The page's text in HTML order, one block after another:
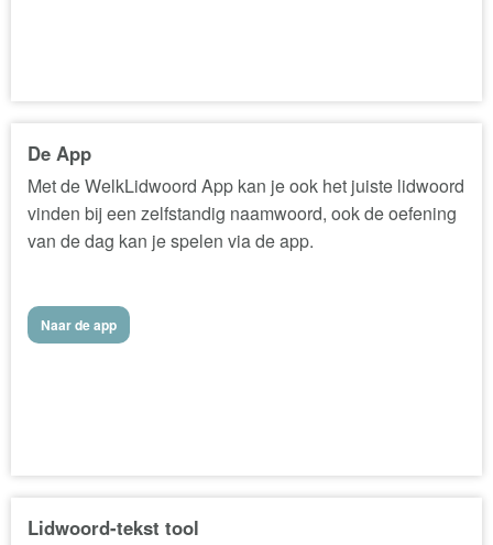
De App
Met de WelkLidwoord App kan je ook het juiste lidwoord
vinden bij een zelfstandig naamwoord, ook de oefening
van de dag kan je spelen via de app.
Naar de app
Lidwoord-tekst tool